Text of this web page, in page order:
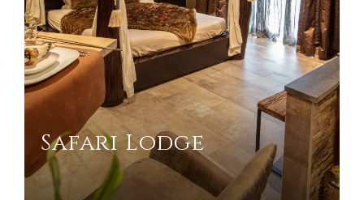
Safari Lodge